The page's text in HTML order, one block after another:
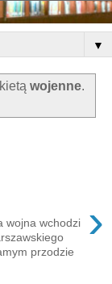
▼
wojenne.
›
wojna wchodzi
przodzie